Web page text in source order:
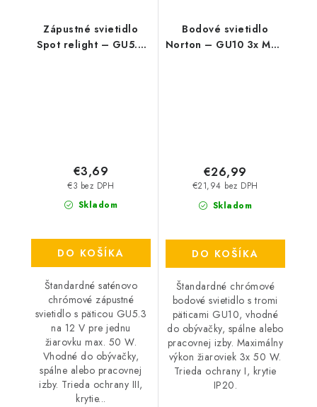
Zápustné svietidlo
Spot relight – GU5.3
Skladom
€3 bez DPH
€3,69
DO KOŠÍKA
Štandardné saténovo
chrómové zápustné
svietidlo s päticou GU5.3
na 12 V pre jednu
žiarovku max. 50 W.
Vhodné do obývačky,
spálne alebo pracovnej
izby. Trieda ochrany III,
krytie...
Bodové svietidlo
Norton – GU10 3x MAX
Skladom
€21,94 bez DPH
€26,99
DO KOŠÍKA
Štandardné chrómové
bodové svietidlo s tromi
päticami GU10, vhodné
do obývačky, spálne alebo
pracovnej izby. Maximálny
výkon žiaroviek 3x 50 W.
Trieda ochrany I, krytie
IP20.